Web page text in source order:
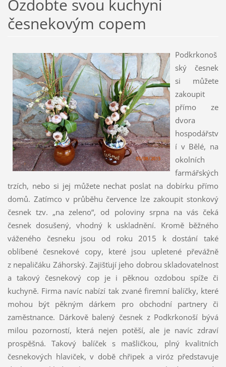
Ozdobte svou kuchyni
česnekovým copem
Podkrkonoš
ský česnek
si můžete
zakoupit
přímo ze
dvora
hospodářstv
í v Bělé, na
okolních
farmářských
trzích, nebo si jej můžete nechat poslat na dobírku přímo
domů. Zatímco v průběhu července lze zakoupit stonkový
česnek tzv. „na zeleno“, od poloviny srpna na vás čeká
česnek dosušený, vhodný k uskladnění. Kromě běžného
váženého česneku jsou od roku 2015 k dostání také
oblíbené česnekové copy, které jsou upletené převážně
z nepaličáku Záhorský. Zajišťují jeho dobrou skladovatelnost
a takový česnekový cop je i pěknou ozdobou spíže či
kuchyně. Firma navíc nabízí tak zvané firemní balíčky, které
mohou být pěkným dárkem pro obchodní partnery či
zaměstnance. Dárkově balený česnek z Podkrkonoší bývá
milou pozorností, která nejen potěší, ale je navíc zdraví
prospěšná. Takový balíček s mašličkou, plný kvalitních
česnekových hlaviček, v době chřipek a viróz představuje